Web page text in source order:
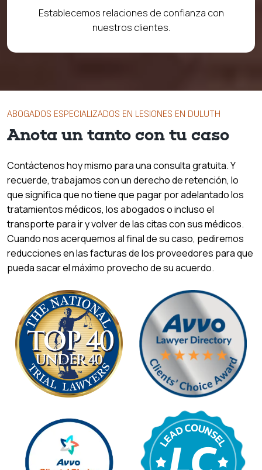
Establecemos relaciones de confianza con
nuestros clientes.
ABOGADOS ESPECIALIZADOS EN LESIONES EN DULUTH
Anota un tanto con tu caso
Contáctenos hoy mismo para una consulta gratuita. Y
recuerde, trabajamos con un derecho de retención, lo
que significa que no tiene que pagar por adelantado los
tratamientos médicos, los abogados o incluso el
transporte para ir y volver de las citas con sus médicos.
Cuando nos acerquemos al final de su caso, pediremos
reducciones en las facturas de los proveedores para que
pueda sacar el máximo provecho de su acuerdo.